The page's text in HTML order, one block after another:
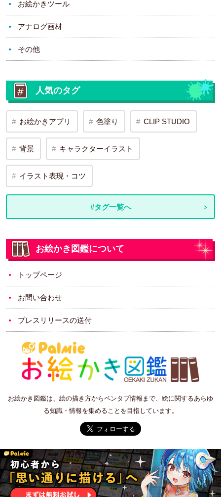
お絵かきツール
アナログ画材
その他
人気のタグ
お絵かきアプリ 色塗り CLIP STUDIO
背景 キャラクターイラスト
イラスト表現・コツ
#タグ一覧へ
お絵かき図鑑について
トップページ
お問い合わせ
プレスリリースの送付
お絵かき図鑑は、絵の描き方からペンタブ情報まで、絵に関するあらゆ
る知識・情報を集めることを目指しています。